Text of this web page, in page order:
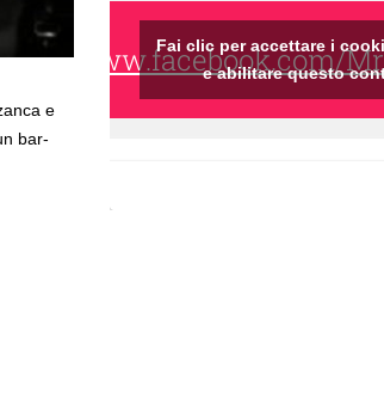
e
bar-
www.facebook.com/
Fai clic per accettare i
e abilitare questo